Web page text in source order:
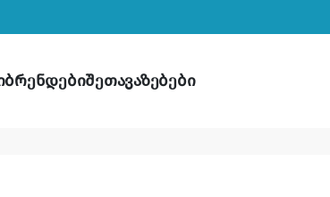
ბრენდებიშეთავაზებები